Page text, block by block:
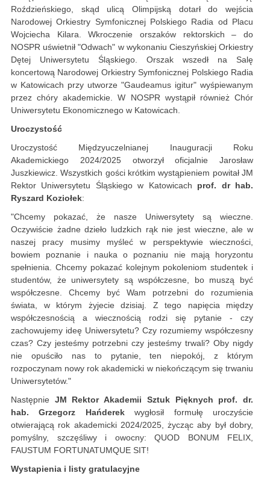
Roździeńskiego, skąd ulicą Olimpijską dotarł do wejścia
Narodowej Orkiestry Symfonicznej Polskiego Radia od Placu
Wojciecha Kilara. Wkroczenie orszaków rektorskich – do
NOSPR uświetnił "Odwach" w wykonaniu Cieszyńskiej Orkiestry
Dętej Uniwersytetu Śląskiego. Orszak wszedł na Salę
koncertową Narodowej Orkiestry Symfonicznej Polskiego Radia
w Katowicach przy utworze "Gaudeamus igitur" wyśpiewanym
przez chóry akademickie. W NOSPR wystąpił również Chór
Uniwersytetu Ekonomicznego w Katowicach.
Uroczystość
Uroczystość Międzyuczelnianej Inauguracji Roku
Akademickiego 2024/2025 otworzył oficjalnie Jarosław
Juszkiewicz. Wszystkich gości krótkim wystąpieniem powitał JM
Rektor Uniwersytetu Śląskiego w Katowicach prof. dr hab.
Ryszard Koziołek:
"Chcemy pokazać, że nasze Uniwersytety są wieczne.
Oczywiście żadne dzieło ludzkich rąk nie jest wieczne, ale w
naszej pracy musimy myśleć w perspektywie wieczności,
bowiem poznanie i nauka o poznaniu nie mają horyzontu
spełnienia. Chcemy pokazać kolejnym pokoleniom studentek i
studentów, że uniwersytety są współczesne, bo muszą być
współczesne. Chcemy być Wam potrzebni do rozumienia
świata, w którym żyjecie dzisiaj. Z tego napięcia między
współczesnością a wiecznością rodzi się pytanie - czy
zachowujemy ideę Uniwersytetu? Czy rozumiemy współczesny
czas? Czy jesteśmy potrzebni czy jesteśmy trwali? Oby nigdy
nie opuściło nas to pytanie, ten niepokój, z którym
rozpoczynam nowy rok akademicki w niekończącym się trwaniu
Uniwersytetów."
Następnie JM Rektor Akademii Sztuk Pięknych prof. dr.
hab. Grzegorz Hańderekwygłosił formułę uroczyście
otwierającą rok akademicki 2024/2025, życząc aby był dobry,
pomyślny, szczęśliwy i owocny: QUOD BONUM FELIX,
FAUSTUM FORTUNATUMQUE SIT!
Wystapienia i listy gratulacyjne